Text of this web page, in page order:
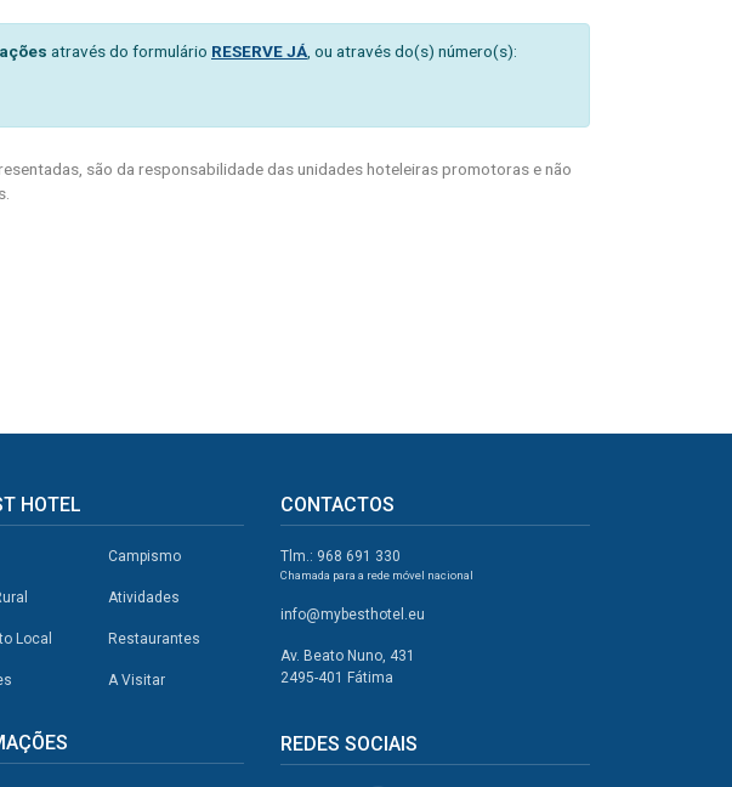
através do formulário RESERVE JÁ, ou através do(s) número(s):
são da responsabilidade das unidades hoteleiras promotoras e não
HOTEL
Local
Campismo
Atividades
Restaurantes
A Visitar
CONTACTOS
Tlm.: 968 691 330
Chamada para a rede móvel nacional
info@mybesthotel.eu
Av. Beato Nuno, 431
2495-401 Fátima
REDES SOCIAIS